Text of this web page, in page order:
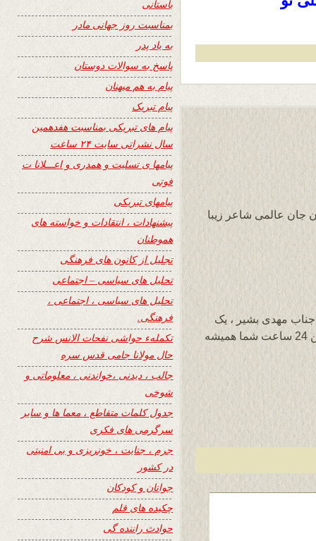
جان عالمی شاعر زیبا
جناب مهدی بشیر ، یک
جهان سپاس از نشر این سروده در سایت وزین 24 ساعت شما همیشه
باستانی
بمناسبت روز جهانی مادر
به یاد پدر
پاسخ به سوالات دوستان
پیام به هم میهنان
پیام تبریک
پیام های تبریکی بمناسبت هفدهمین
سال نشراتی سایت ۲۴ ساعت
پیامها ی تسلیت و همدری و اعـــلانا ت
فوتی
پیامهای تبریکی
پیشنهادات ، انتقادات و خواسته های
هموطنان
تجلیل از کانون های فرهنگی
تحلیل های سیاسی – اجتماعی
تحلیل های سیاسی ، اجتماعی ،
فرهنگی.
تکملهء حواشی نفحات الانس شرح
حال مولانا جامی قدس سره
جالب ، دیدنی ،خواندنی ، معلوماتی و
شوخی
جدول کلمات متقاطع ، معما ها و سایر
سرگرمی های فکری
جرم ، جنایت ، خونریزی و بی امنیتی
در کشور
جوانان و کودکان
چکیده های قلم
حوادث راننده گی